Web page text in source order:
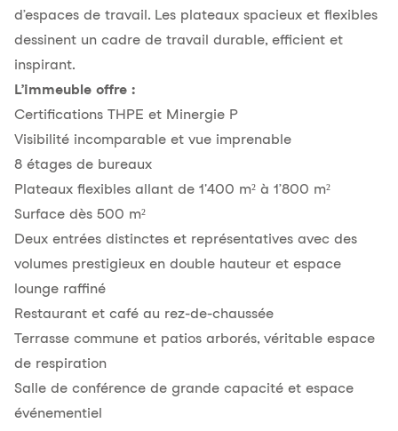
d’espaces de travail. Les plateaux spacieux et flexibles
dessinent un cadre de travail durable, efficient et
inspirant.
L’immeuble offre :
Certifications THPE et Minergie P
Visibilité incomparable et vue imprenable
8 étages de bureaux
Plateaux flexibles allant de 1'400 m² à 1’800 m²
Surface dès 500 m²
Deux entrées distinctes et représentatives avec des
volumes prestigieux en double hauteur et espace
lounge raffiné
Restaurant et café au rez-de-chaussée
Terrasse commune et patios arborés, véritable espace
de respiration
Salle de conférence de grande capacité et espace
événementiel